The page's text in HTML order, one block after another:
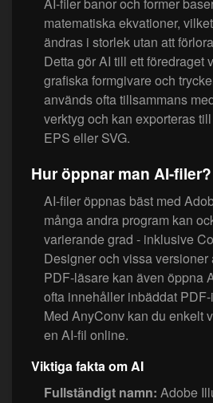
matematiska ekvationer,
ändras i storlek utan att
Detta gör AI till ett föredraget
grafiska formgivare och
används ofta tillsammans
verktyg och kan exporteras
EPS eller SVG.
Hur öppnar man AI-filer?
AI-filer öppnas bäst med
många andra program kan
varierande grad - inklusive
Designer och vissa
PDF-läsare kan även öppna
ofta innehåller inbäddat
Med AnyConv kan du enkelt
en AI-fil online.
Viktiga fakta om AI
Fullständigt namn: Adobe